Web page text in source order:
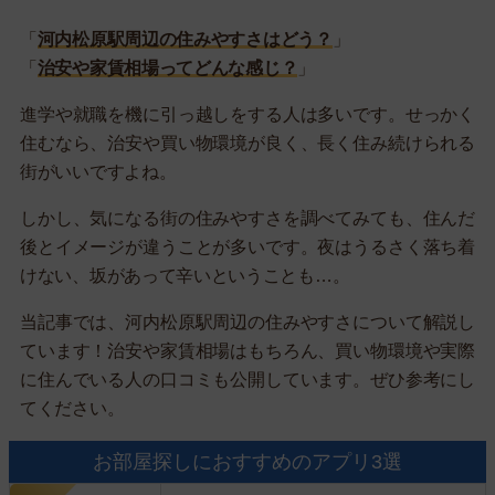
「 河内松原駅周辺の住みやすさはどう？ 」
「 治安や家賃相場ってどんな感じ？ 」
進学や就職を機に引っ越しをする人は多いです。せっかく
住むなら、治安や買い物環境が良く、長く住み続けられる
街がいいですよね。
しかし、気になる街の住みやすさを調べてみても、住んだ
後とイメージが違うことが多いです。夜はうるさく落ち着
けない、坂があって辛いということも…。
当記事では、河内松原駅周辺の住みやすさについて解説し
ています！治安や家賃相場はもちろん、買い物環境や実際
に住んでいる人の口コミも公開しています。ぜひ参考にし
てください。
お部屋探しにおすすめのアプリ3選